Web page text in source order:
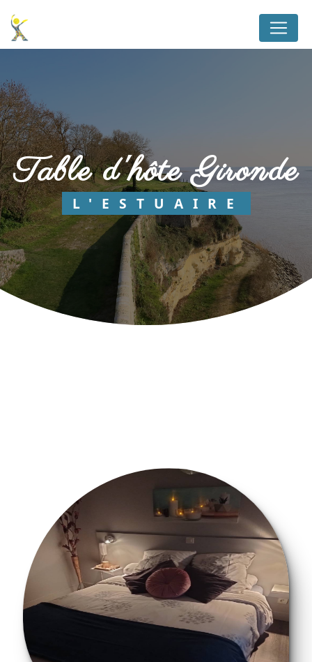
table d'hôte Gironde
L'ESTUAIRE